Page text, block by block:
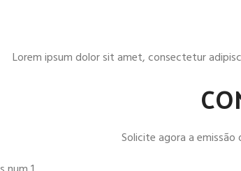
Lorem ipsum dolor sit amet, consectetur
Solicite agora a